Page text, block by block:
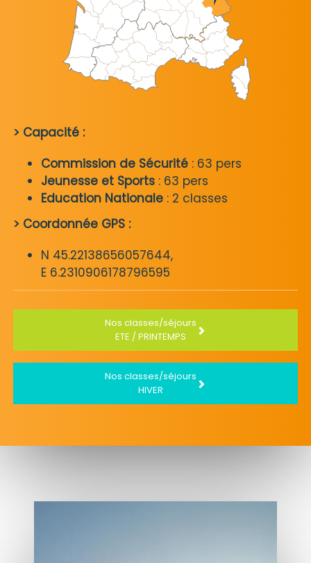
> Capacité :
Commission de Sécurité: 63 pers
Jeunesse et Sports: 63 pers
Education Nationale: 2 classes
> Coordonnée GPS :
N 45.22138656057644,
E 6.2310906178796595
Nos classes/séjours
ETE / PRINTEMPS
Nos classes/séjours
HIVER